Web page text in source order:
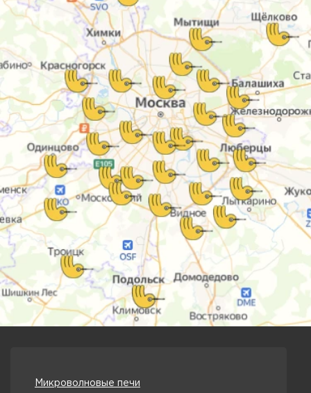
Микроволновые печи